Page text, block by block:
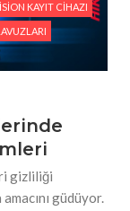
KAYIT CIHAZI
gizliliği
güdüyor.